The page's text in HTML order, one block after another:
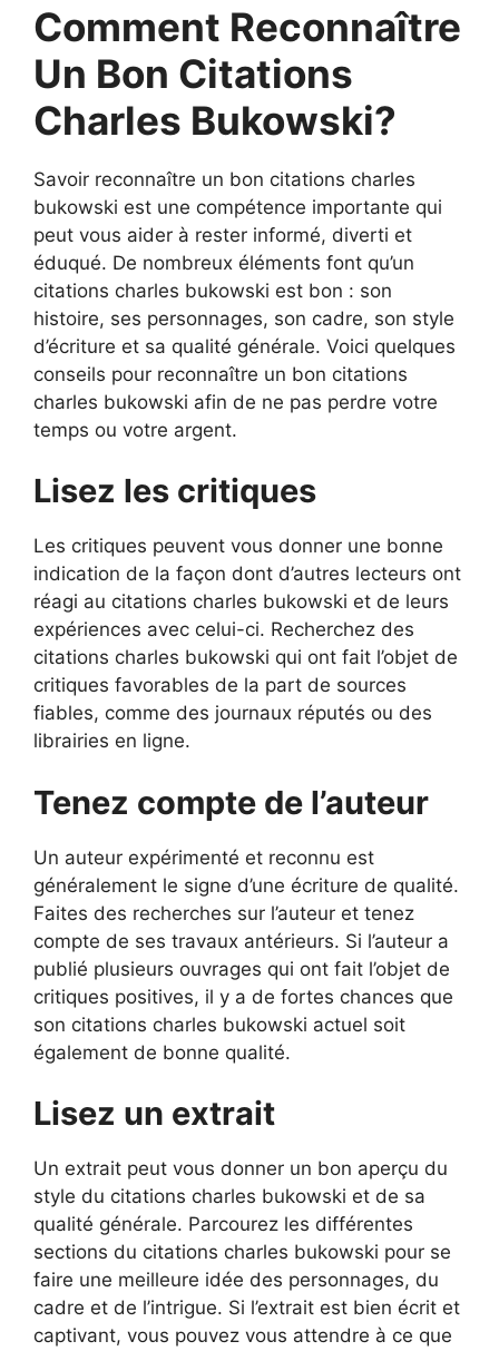
Comment Reconnaître
Un Bon Citations
Charles Bukowski?
Savoir reconnaître un bon citations charles
bukowski est une compétence importante qui
peut vous aider à rester informé, diverti et
éduqué. De nombreux éléments font qu’un
citations charles bukowski est bon : son
histoire, ses personnages, son cadre, son style
d’écriture et sa qualité générale. Voici quelques
conseils pour reconnaître un bon citations
charles bukowski afin de ne pas perdre votre
temps ou votre argent.
Lisez les critiques
Les critiques peuvent vous donner une bonne
indication de la façon dont d’autres lecteurs ont
réagi au citations charles bukowski et de leurs
expériences avec celui-ci. Recherchez des
citations charles bukowski qui ont fait l’objet de
critiques favorables de la part de sources
fiables, comme des journaux réputés ou des
librairies en ligne.
Tenez compte de l’auteur
Un auteur expérimenté et reconnu est
généralement le signe d’une écriture de qualité.
Faites des recherches sur l’auteur et tenez
compte de ses travaux antérieurs. Si l’auteur a
publié plusieurs ouvrages qui ont fait l’objet de
critiques positives, il y a de fortes chances que
son citations charles bukowski actuel soit
également de bonne qualité.
Lisez un extrait
Un extrait peut vous donner un bon aperçu du
style du citations charles bukowski et de sa
qualité générale. Parcourez les différentes
sections du citations charles bukowski pour se
faire une meilleure idée des personnages, du
cadre et de l’intrigue. Si l’extrait est bien écrit et
captivant, vous pouvez vous attendre à ce que